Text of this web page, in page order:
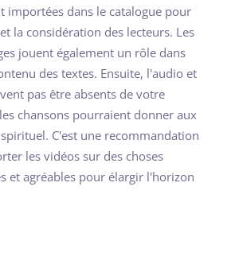
importées dans le catalogue pour
la considération des lecteurs. Les
jouent également un rôle dans
des textes. Ensuite, l'audio et
pas être absents de votre
chansons pourraient donner aux
C'est une recommandation
les vidéos sur des choses
et agréables pour élargir l'horizon